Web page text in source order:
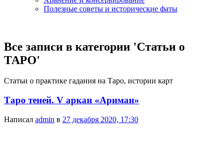
Полезные советы и исторические фаты
Все записи в категории 'Статьи о
ТАРО'
Статьи о практике гадания на Таро, истории карт
Таро теней. V аркан «Ариман»
Написал admin в 27 декабря 2020, 17:30